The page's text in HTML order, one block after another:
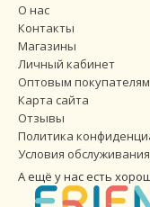
О нас
Контакты
Магазины
Личный кабинет
Оптовым покупателям
Карта сайта
Отзывы
Политика
Условия обслуживания
А ещё у нас есть